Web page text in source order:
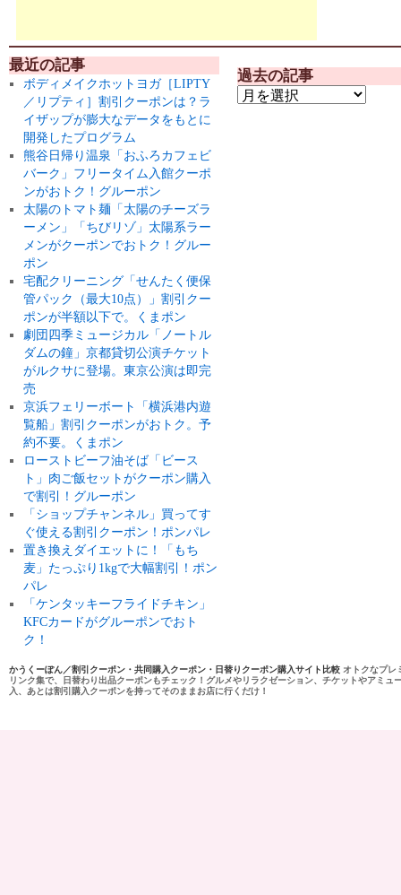
最近の記事
ボディメイクホットヨガ［LIPTY
／リプティ］割引クーポンは？ラ
イザップが膨大なデータをもとに
開発したプログラム
熊谷日帰り温泉「おふろカフェビ
バーク」フリータイム入館クーポ
ンがおトク！グルーポン
太陽のトマト麺「太陽のチーズラ
ーメン」「ちびリゾ」太陽系ラー
メンがクーポンでおトク！グルー
ポン
宅配クリーニング「せんたく便保
管パック（最大10点）」割引クー
ポンが半額以下で。くまポン
劇団四季ミュージカル「ノートル
ダムの鐘」京都貸切公演チケット
がルクサに登場。東京公演は即完
売
京浜フェリーボート「横浜港内遊
覧船」割引クーポンがおトク。予
約不要。くまポン
ローストビーフ油そば「ビース
ト」肉ご飯セットがクーポン購入
で割引！グルーポン
「ショップチャンネル」買ってす
ぐ使える割引クーポン！ポンパレ
置き換えダイエットに！「もち
麦」たっぷり1kgで大幅割引！ポン
パレ
「ケンタッキーフライドチキン」
KFCカードがグルーポンでおト
ク！
過去の記事
かうくーぽん／割引クーポン・共同購入クーポン・日替りクーポン購入サイト比較 オトクなプレ
リンク集で、日替わり出品クーポンもチェック！グルメやリラクゼーション、チケットやアミ
入、あとは割引購入クーポンを持ってそのままお店に行くだけ！